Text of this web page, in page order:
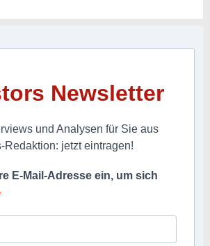
Newsletter
und Analysen für Sie aus
Redaktion: jetzt eintragen!
E-Mail-Adresse ein, um sich